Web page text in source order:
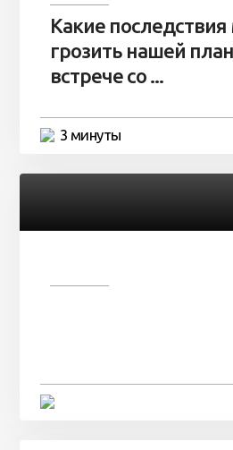
Какие последствия
грозить нашей
встрече со ...
3 минуты